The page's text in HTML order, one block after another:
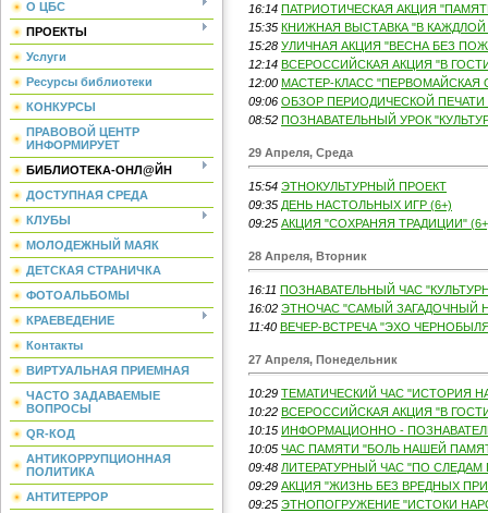
О ЦБС
ПРОЕКТЫ
Услуги
Ресурсы библиотеки
КОНКУРСЫ
ПРАВОВОЙ ЦЕНТР
ИНФОРМИРУЕТ
БИБЛИОТЕКА-ОНЛ@ЙН
ДОСТУПНАЯ СРЕДА
КЛУБЫ
МОЛОДЕЖНЫЙ МАЯК
ДЕТСКАЯ СТРАНИЧКА
ФОТОАЛЬБОМЫ
КРАЕВЕДЕНИЕ
Контакты
ВИРТУАЛЬНАЯ ПРИЕМНАЯ
ЧАСТО ЗАДАВАЕМЫЕ
ВОПРОСЫ
QR-КОД
АНТИКОРРУПЦИОННАЯ
ПОЛИТИКА
АНТИТЕРРОР
16:14 ПАТРИОТИЧЕСКАЯ АКЦИЯ
15:35 КНИЖНАЯ ВЫСТАВКА "В КАЖДЛОЙ
15:28 УЛИЧНАЯ АКЦИЯ "ВЕСНА БЕЗ
12:14 ВСЕРОССИЙСКАЯ АКЦИЯ "В ГОСТИ
12:00 МАСТЕР-КЛАСС "ПЕРВОМАЙСКАЯ
09:06 ОБЗОР ПЕРИОДИЧЕСКОЙ ПЕЧАТИ
08:52 ПОЗНАВАТЕЛЬНЫЙ УРОК
29 Апреля, Среда
15:54 ЭТНОКУЛЬТУРНЫЙ ПРОЕКТ
09:35 ДЕНЬ НАСТОЛЬНЫХ ИГР (6+)
09:25 АКЦИЯ "СОХРАНЯЯ ТРАДИЦИИ"
28 Апреля, Вторник
16:11 ПОЗНАВАТЕЛЬНЫЙ ЧАС
16:02 ЭТНОЧАС "САМЫЙ ЗАГАДОЧНЫЙ
11:40 ВЕЧЕР-ВСТРЕЧА "ЭХО
27 Апреля, Понедельник
10:29 ТЕМАТИЧЕСКИЙ ЧАС "ИСТОРИЯ
10:22 ВСЕРОССИЙСКАЯ АКЦИЯ "В ГОСТИ
10:15 ИНФОРМАЦИОННО -
10:05 ЧАС ПАМЯТИ "БОЛЬ НАШЕЙ
09:48 ЛИТЕРАТУРНЫЙ ЧАС "ПО СЛЕДАМ
09:29 АКЦИЯ "ЖИЗНЬ БЕЗ ВРЕДНЫХ
09:25 ЭТНОПОГРУЖЕНИЕ "ИСТОКИ